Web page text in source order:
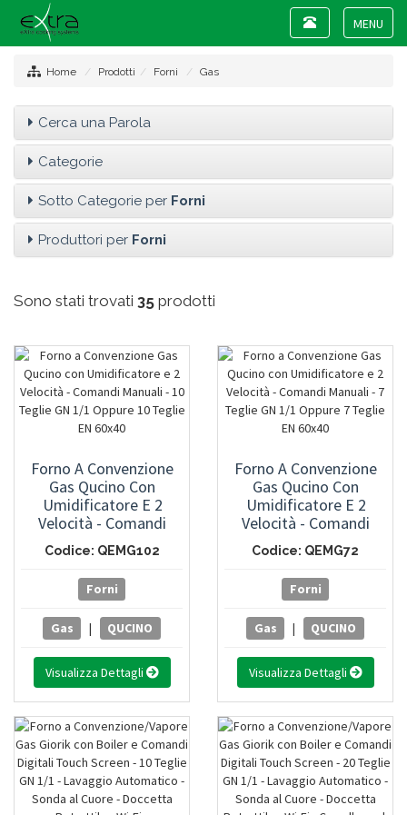
Toggle
Toggle
navigation
Home Prodotti Forni Gas
Cerca una Parola
Categorie
Sotto Categorie per Forni
Produttori per Forni
Sono stati trovati 35 prodotti
Forno A Convenzione
Gas Qucino Con
Umidificatore E 2
Velocità - Comandi
Manuali - 10 Teglie GN
1/1 Oppure 10 Teglie EN
60x40
Codice: QEMG102
Forni
Gas | QUCINO
Visualizza Dettagli
Forno A Convenzione
Gas Qucino Con
Umidificatore E 2
Velocità - Comandi
Manuali - 7 Teglie GN
1/1 Oppure 7 Teglie EN
60x40
Codice: QEMG72
Forni
Gas | QUCINO
Visualizza Dettagli